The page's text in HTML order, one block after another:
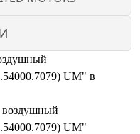
UM" в
воздушный
UM"